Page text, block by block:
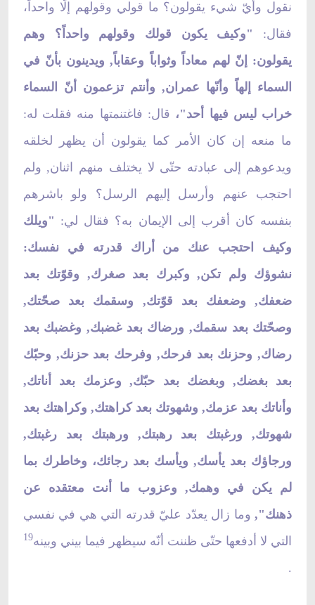
نقول وأيّ شيء يقولون؟ ما قولي وقولهم إلّا واحداً،
فقال: "وكيف يكون قولك وقولهم واحداً؟ وهم
يقولون: إنّ لهم معاداً وثواباً وعقاباً, ويدينون بأنّ في
السماء إلهاً وأنّها عمران, وأنتم تزعمون أنّ السماء
خراب ليس فيها أحد"، قال: فاغتنمتها منه فقلت له:
ما منعه إن كان الأمر كما يقولون أن يظهر لخلقه
ويدعوهم إلى عبادته حتّى لا يختلف منهم اثنان, ولم
احتجب عنهم وأرسل إليهم الرسل؟ ولو باشرهم
بنفسه كان أقرب إلى الإيمان به؟ فقال لي: "ويلك
وكيف احتجب عنك من أراك قدرته في نفسك:
نشوؤك ولم تكن, وكبرك بعد صغرك, وقوّتك بعد
ضعفك, وضعفك بعد قوّتك, وسقمك بعد صحّتك,
وصحّتك بعد سقمك, ورضاك بعد غضبك, وغضبك بعد
رضاك, وحزنك بعد فرحك, وفرحك بعد حزنك, وحبّك
بعد بغضك, وبغضك بعد حبّك, وعزمك بعد أناتك,
وأناتك بعد عزمك, وشهوتك بعد كراهتك, وكراهتك بعد
شهوتك, ورغبتك بعد رهبتك, ورهبتك بعد رغبتك,
ورجاؤك بعد يأسك, ويأسك بعد رجائك، وخاطرك بما
لم يكن في وهمك, وعزوب ما أنت معتقده عن
ذهنك", وما زال يعدّد عليّ قدرته التي هي في نفسي
التي لا أدفعها حتّى ظننت أنّه سيظهر فيما بيني وبينه19
.